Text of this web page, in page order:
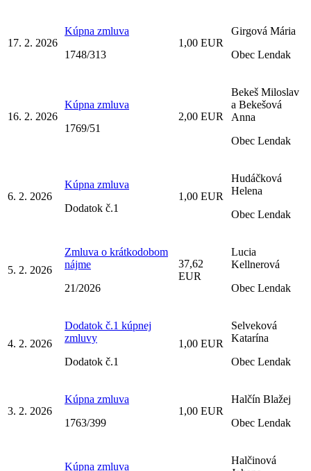
17. 2. 2026
Kúpna zmluva
1748/313
1,00 EUR
Girgová Mária
Obec Lendak
16. 2. 2026
Kúpna zmluva
1769/51
2,00 EUR
Bekeš Miloslav
a Bekešová
Anna
Obec Lendak
6. 2. 2026
Kúpna zmluva
Dodatok č.1
1,00 EUR
Hudáčková
Helena
Obec Lendak
5. 2. 2026
Zmluva o krátkodobom
nájme
21/2026
37,62
EUR
Lucia
Kellnerová
Obec Lendak
4. 2. 2026
Dodatok č.1 kúpnej
zmluvy
Dodatok č.1
1,00 EUR
Selveková
Katarína
Obec Lendak
3. 2. 2026
Kúpna zmluva
1763/399
1,00 EUR
Halčín Blažej
Obec Lendak
Kúpna zmluva
Halčinová